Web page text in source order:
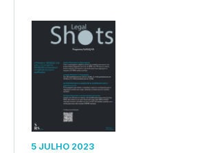
5 JULHO 2023